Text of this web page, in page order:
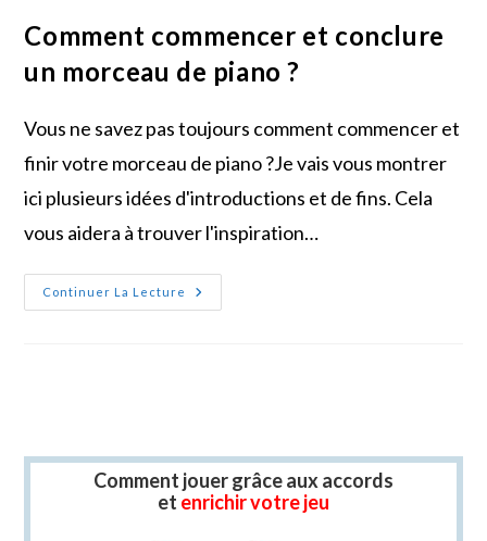
Comment commencer et conclure
un morceau de piano ?
Vous ne savez pas toujours comment commencer et
finir votre morceau de piano ?Je vais vous montrer
ici plusieurs idées d'introductions et de fins. Cela
vous aidera à trouver l'inspiration…
Continuer La Lecture
Comment
Commencer
Comment jouer grâce aux accords
et enrichir votre jeu